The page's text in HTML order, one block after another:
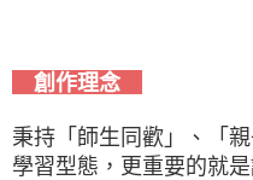
創作理念
秉持「師生同歡」、「
學習型態，更重要的就